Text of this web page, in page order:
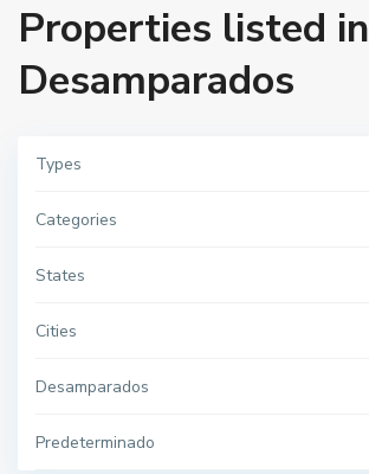
Properties listed in
Desamparados
Types
Categories
States
Cities
Desamparados
Predeterminado